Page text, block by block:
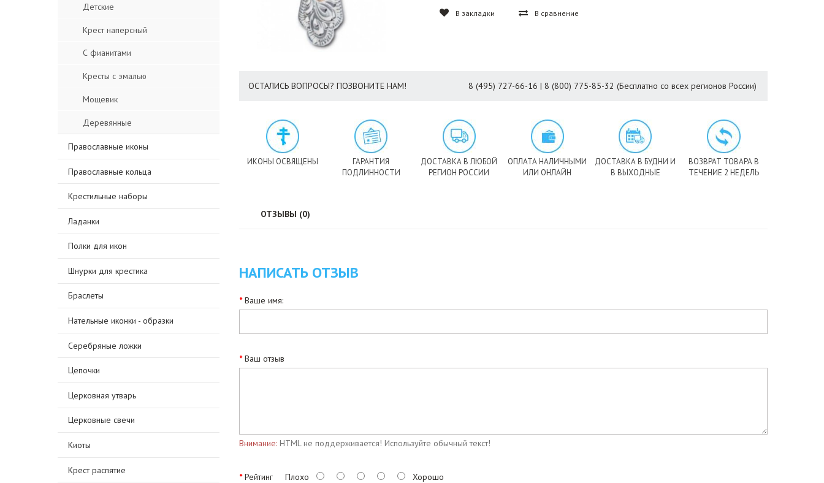
Детские
Крест наперсный
С фианитами
Кресты с эмалью
Мощевик
Деревянные
Православные иконы
Православные кольца
Крестильные наборы
Ладанки
Полки для икон
Шнурки для крестика
Браслеты
Нательные иконки - образки
Серебряные ложки
Цепочки
Церковная утварь
Церковные свечи
Киоты
Крест распятие
В закладки В сравнение
ОСТАЛИСЬ ВОПРОСЫ? ПОЗВОНИТЕ НАМ! 8 (495) 727-66-16 | 8 (800) 775-85-32 (Бесплатно со всех регионов России)
ИКОНЫ ОСВЯЩЕНЫ
ГАРАНТИЯ
ПОДЛИННОСТИ
ДОСТАВКА В ЛЮБОЙ
РЕГИОН РОССИИ
ОПЛАТА НАЛИЧНЫМИ
ИЛИ ОНЛАЙН
ДОСТАВКА В БУДНИ И
В ВЫХОДНЫЕ
ВОЗВРАТ ТОВАРА В
ТЕЧЕНИЕ 2 НЕДЕЛЬ
ОТЗЫВЫ (0)
НАПИСАТЬ ОТЗЫВ
Ваше имя:
Ваш отзыв
Внимание:HTML не поддерживается! Используйте обычный текст!
РейтингПлохо Хорошо